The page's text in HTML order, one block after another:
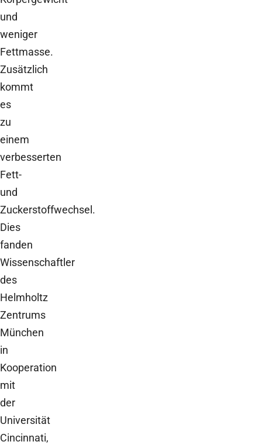
und
weniger
Fettmasse.
Zusätzlich
kommt
es
zu
einem
verbesserten
Fett-
und
Zuckerstoffwechsel.
Dies
fanden
Wissenschaftler
des
Helmholtz
Zentrums
München
in
Kooperation
mit
der
Universität
Cincinnati,